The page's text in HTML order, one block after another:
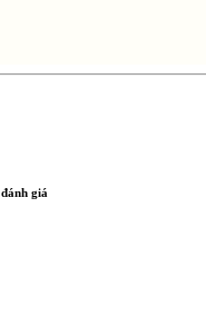
đánh giá